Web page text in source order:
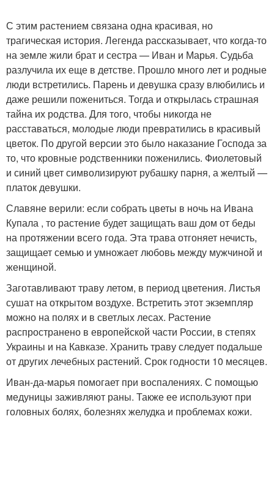
С этим растением связана одна красивая, но
трагическая история. Легенда рассказывает, что когда-то
на земле жили брат и сестра — Иван и Марья. Судьба
разлучила их еще в детстве. Прошло много лет и родные
люди встретились. Парень и девушка сразу влюбились и
даже решили пожениться. Тогда и открылась страшная
тайна их родства. Для того, чтобы никогда не
расставаться, молодые люди превратились в красивый
цветок. По другой версии это было наказание Господа за
то, что кровные родственники поженились. Фиолетовый
и синий цвет символизируют рубашку парня, а желтый —
платок девушки.
Славяне верили: если собрать цветы в ночь на Ивана
Купала , то растение будет защищать ваш дом от беды
на протяжении всего года. Эта трава отгоняет нечисть,
защищает семью и умножает любовь между мужчиной и
женщиной.
Заготавливают траву летом, в период цветения. Листья
сушат на открытом воздухе. Встретить этот экземпляр
можно на полях и в светлых лесах. Растение
распространено в европейской части России, в степях
Украины и на Кавказе. Хранить траву следует подальше
от других лечебных растений. Срок годности 10 месяцев.
Иван-да-марья помогает при воспалениях. С помощью
медуницы заживляют раны. Также ее используют при
головных болях, болезнях желудка и проблемах кожи.